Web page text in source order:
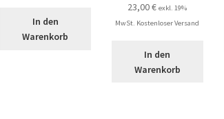
In den
Warenkorb
23,00€ exkl. 19%
MwSt. Kostenloser Versand
In den
Warenkorb